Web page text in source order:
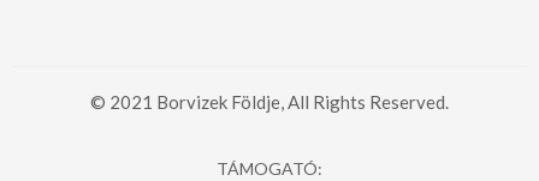
© 2021 Borvizek Földje, All Rights Reserved.
TÁMOGATÓ: